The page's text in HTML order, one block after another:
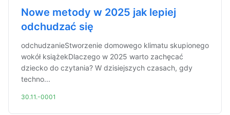
Nowe metody w 2025 jak lepiej
odchudzać się
odchudzanieStworzenie domowego klimatu skupionego
wokół książekDlaczego w 2025 warto zachęcać
dziecko do czytania? W dzisiejszych czasach, gdy
techno...
30.11.-0001